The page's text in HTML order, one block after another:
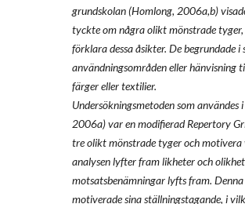
grundskolan (Homlong, 2006a,b)
tyckte om några olikt mönstrade
förklara dessa åsikter. De begrundade
användningsområden eller hänvisning
färger eller textilier.
Undersökningsmetoden som
2006a) var en modifierad Repertory
tre olikt mönstrade tyger och
analysen lyfter fram likheter och
motsatsbenämningar lyfts fram.
motiverade sina ställningstagande, i